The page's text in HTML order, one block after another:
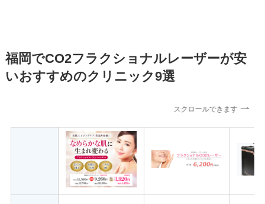
福岡でCO2フラクショナルレーザーが安
いおすすめのクリニック9選
スクロールできます